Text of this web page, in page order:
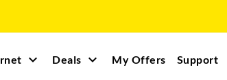
Deals My Offers Support